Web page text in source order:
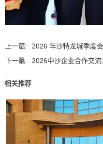
上一篇:
2026 年沙特龙城季度
下一篇:
2026中沙企业合作交
相关推荐